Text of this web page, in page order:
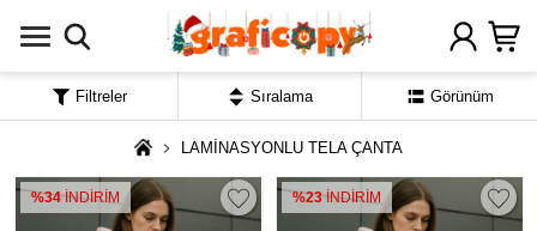
LAMİNASYONLU TELA ÇANTA
%34İNDİRİM %23İNDİRİM
Filtreler Sıralama Görünüm